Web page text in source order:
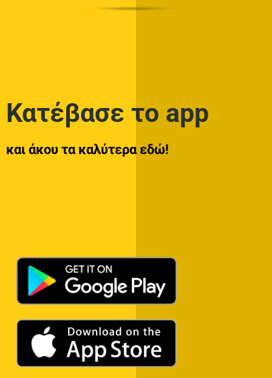
Κατέβασε το app
και άκου τα καλύτερα εδώ!